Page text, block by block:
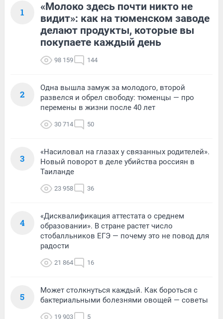
1
«Молоко здесь почти никто не
видит»: как на тюменском заводе
делают продукты, которые вы
покупаете каждый день
98 159 144
2
Одна вышла замуж за молодого, второй
развелся и обрел свободу: тюменцы — про
перемены в жизни после 40 лет
30 714 50
3
«Насиловал на глазах у связанных родителей».
Новый поворот в деле убийства россиян в
Таиланде
23 958 36
4
«Дисквалификация аттестата о среднем
образовании». В стране растет число
стобалльников ЕГЭ — почему это не повод для
радости
21 864 16
5
Может столкнуться каждый. Как бороться с
бактериальными болезнями овощей — советы
19 903 5